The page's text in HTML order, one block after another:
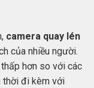
camera quay lén
của nhiều người.
hơn so với các
thời đi kèm với